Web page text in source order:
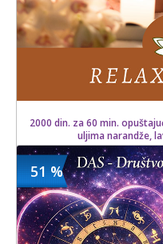
2000 din. za 60 min.
uljima narandže,
51 %